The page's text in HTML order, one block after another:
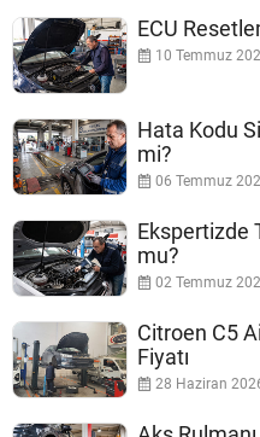
ECU
10 Temmuz
Hata Kodu
mi?
06 Temmuz
Ekspertizde
mu?
02 Temmuz
Citroen C5
Fiyatı
28 Haziran